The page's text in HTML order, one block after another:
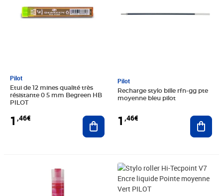
Pilot
Etui de 12 mines qualité très
résistante 0 5 mm Begreen HB
PILOT
1 ,46€ Ajouter au panier
Pilot
Recharge stylo bille rfn-gg pte
moyenne bleu pilot
1 ,46€
Prix 4,00€